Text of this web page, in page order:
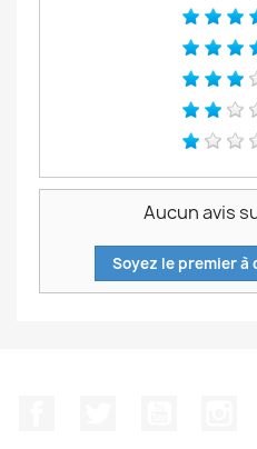
Aucun avis
Soyez le premier à